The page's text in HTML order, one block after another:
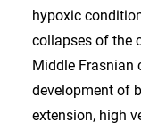
hypoxic
collapses of the
Middle Frasnian
development of
extension, high